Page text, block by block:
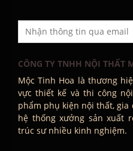
trọn bộ sản phẩm.
MUA NGAY ! SỐ LƯỢNG
>>
Chương trình khuyến
nhận ngàn quà tặng
>>Chương trình khuyến
khủng trị giá 24 triệu đồng